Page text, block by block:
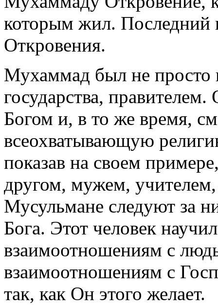
которым жил.
Откровения.
Мухаммад был не просто
государства,
Богом и, в то же время,
всеохватывающую
показав на своем
другом, мужем,
Мусульмане следуют за
Бога. Этот человек
взаимоотношениям с
взаимоотношениям с
так, как Он этого желает.